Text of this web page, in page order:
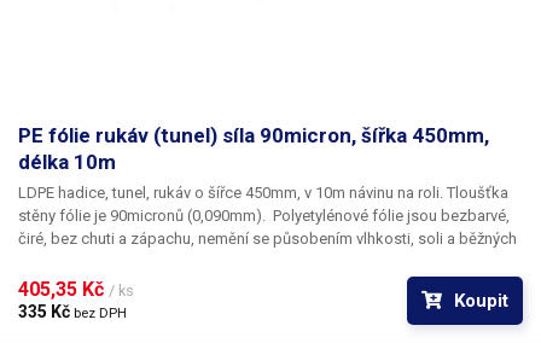
PE fólie rukáv (tunel) síla 90micron, šířka 450mm,
délka 10m
LDPE hadice, tunel, rukáv o šířce 450mm, v 10m návinu na roli. Tloušťka
stěny fólie je 90micronů (0,090mm). ​Polyetylénové fólie jsou bezbarvé,
čiré, bez chuti a zápachu, nemění se působením vlhkosti, soli a běžných
odolné proti mrazu a vlhkosti. Fólie je vhodná pro výrobu pytlů, sáčků a
obalů jakéhokoliv zboží. PE fólie jsou zdravotně nezávadné, 100%
recyklovatelné a jsou vhodné i pro balení potravin (certifikát k
405,35 Kč / ks
335 Kč bez DPH
Koupit